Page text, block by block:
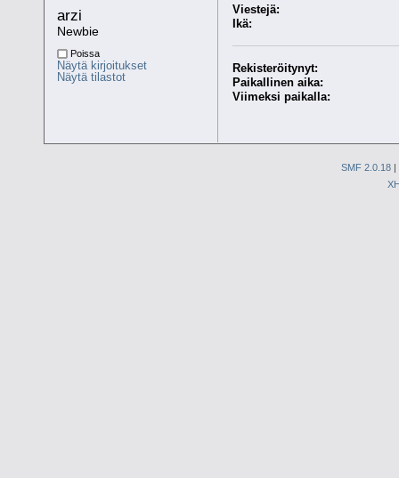
arzi
Newbie
Poissa
Näytä kirjoitukset
Näytä tilastot
Viestejä:
Ikä:
Rekisteröitynyt:
Paikallinen aika:
Viimeksi paikalla:
SMF 2.0.18 |